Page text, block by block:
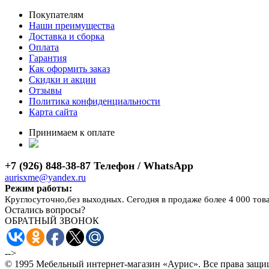
Покупателям
Наши преимущества
Доставка и сборка
Оплата
Гарантия
Как оформить заказ
Скидки и акции
Отзывы
Политика конфиденциальности
Карта сайта
Принимаем к оплате
+7 (926) 848-38-87 Телефон / WhatsApp
aurisxme@yandex.ru
Режим работы:
Круглосуточно,без выходных. Сегодня в продаже более 4 000
Остались вопросы?
ОБРАТНЫЙ ЗВОНОК
-->
© 1995 Мебельный интернет-магазин «Аурис». Все права